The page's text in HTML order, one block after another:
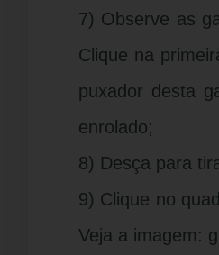
7) Observe as
Clique na
puxador desta
enrolado;
8) Desça para
9) Clique no
Veja a imagem: